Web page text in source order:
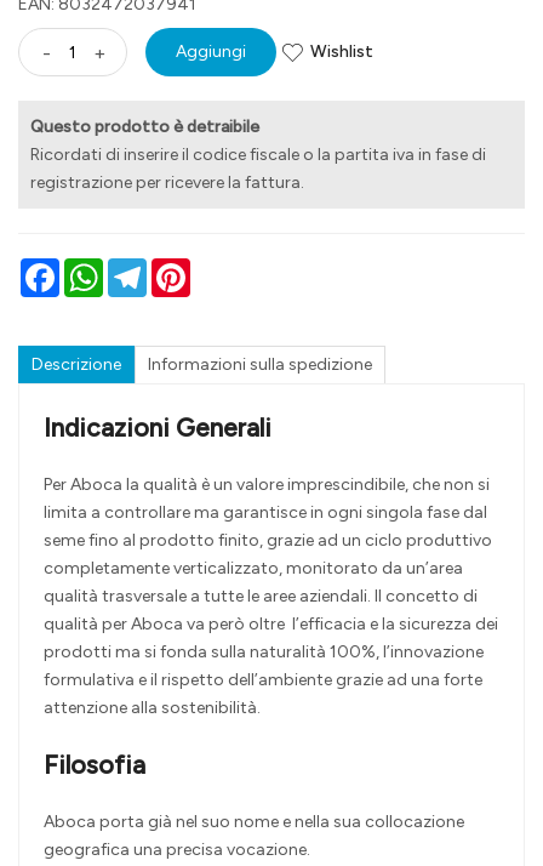
EAN: 8032472037941
- + Aggiungi Wishlist
Questo prodotto è detraibile
Ricordati di inserire il codice fiscale o la partita iva in fase di
registrazione per ricevere la fattura.
FacebookWhatsAppTelegram
Descrizione Informazioni sulla spedizione
Indicazioni Generali
Per Aboca la qualità è un valore imprescindibile, che non si
limita a controllare ma garantisce in ogni singola fase dal
seme fino al prodotto finito, grazie ad un ciclo produttivo
completamente verticalizzato, monitorato da un’area
qualità trasversale a tutte le aree aziendali. Il concetto di
qualità per Aboca va però oltre l’efficacia e la sicurezza dei
prodotti ma si fonda sulla naturalità 100%, l’innovazione
formulativa e il rispetto dell’ambiente grazie ad una forte
attenzione alla sostenibilità.
Filosofia
Aboca porta già nel suo nome e nella sua collocazione
geografica una precisa vocazione.